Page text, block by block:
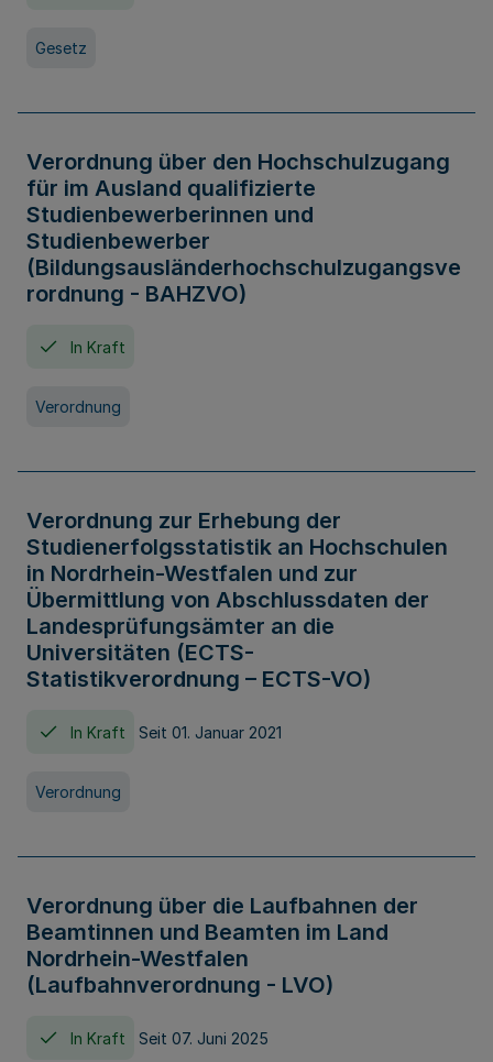
Gesetz
Verordnung über den Hochschulzugang
für im Ausland qualifizierte
Studienbewerberinnen und
Studienbewerber
(Bildungsausländerhochschulzugangsve
rordnung - BAHZVO)
In Kraft
Verordnung
Verordnung zur Erhebung der
Studienerfolgsstatistik an Hochschulen
in Nordrhein-Westfalen und zur
Übermittlung von Abschlussdaten der
Landesprüfungsämter an die
Universitäten (ECTS-
Statistikverordnung – ECTS-VO)
In Kraft Seit 01. Januar 2021
Verordnung
Verordnung über die Laufbahnen der
Beamtinnen und Beamten im Land
Nordrhein-Westfalen
(Laufbahnverordnung - LVO)
In Kraft Seit 07. Juni 2025